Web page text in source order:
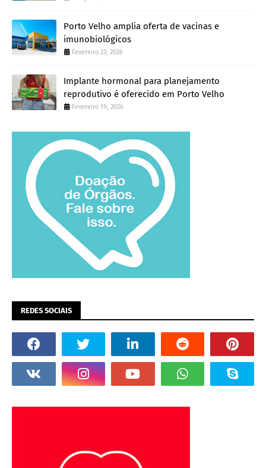
Porto Velho amplia oferta de vacinas e
imunobiológicos
Fevereiro 23, 2026
Implante hormonal para planejamento
reprodutivo é oferecido em Porto Velho
Fevereiro 19, 2026
REDES SOCIAIS